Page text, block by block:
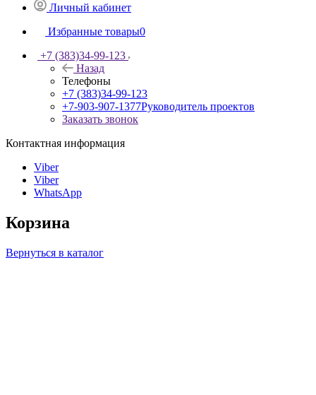
Личный кабинет
Избранные товары0
+7 (383)34-99-123
Назад
Телефоны
+7 (383)34-99-123
+7-903-907-1377Руководитель проектов
Заказать звонок
Контактная информация
Viber
Viber
WhatsApp
Корзина
Вернуться в каталог